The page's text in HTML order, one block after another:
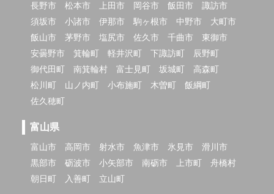
長野市 松本市 上田市 岡谷市 飯田市
諏訪市
須坂市
小諸市 伊那市 駒ヶ根市 中野市
大町市
飯山市
茅野市 塩尻市 佐久市 千曲市
東御市
安曇野市
箕輪町 軽井沢町 下諏訪町
辰野町
御代田町
南箕輪村 富士見町 坂城町
高森町
松川町
山ノ内町 小布施町 木曽町
飯綱町
佐久穂町
富山県
富山市 高岡市 射水市 魚津市 氷見市
滑川市
黒部市
砺波市 小矢部市 南砺市 上市町
舟橋村
朝日町
入善町 立山町